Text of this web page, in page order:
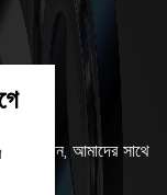
চান, আমাদের সাথে